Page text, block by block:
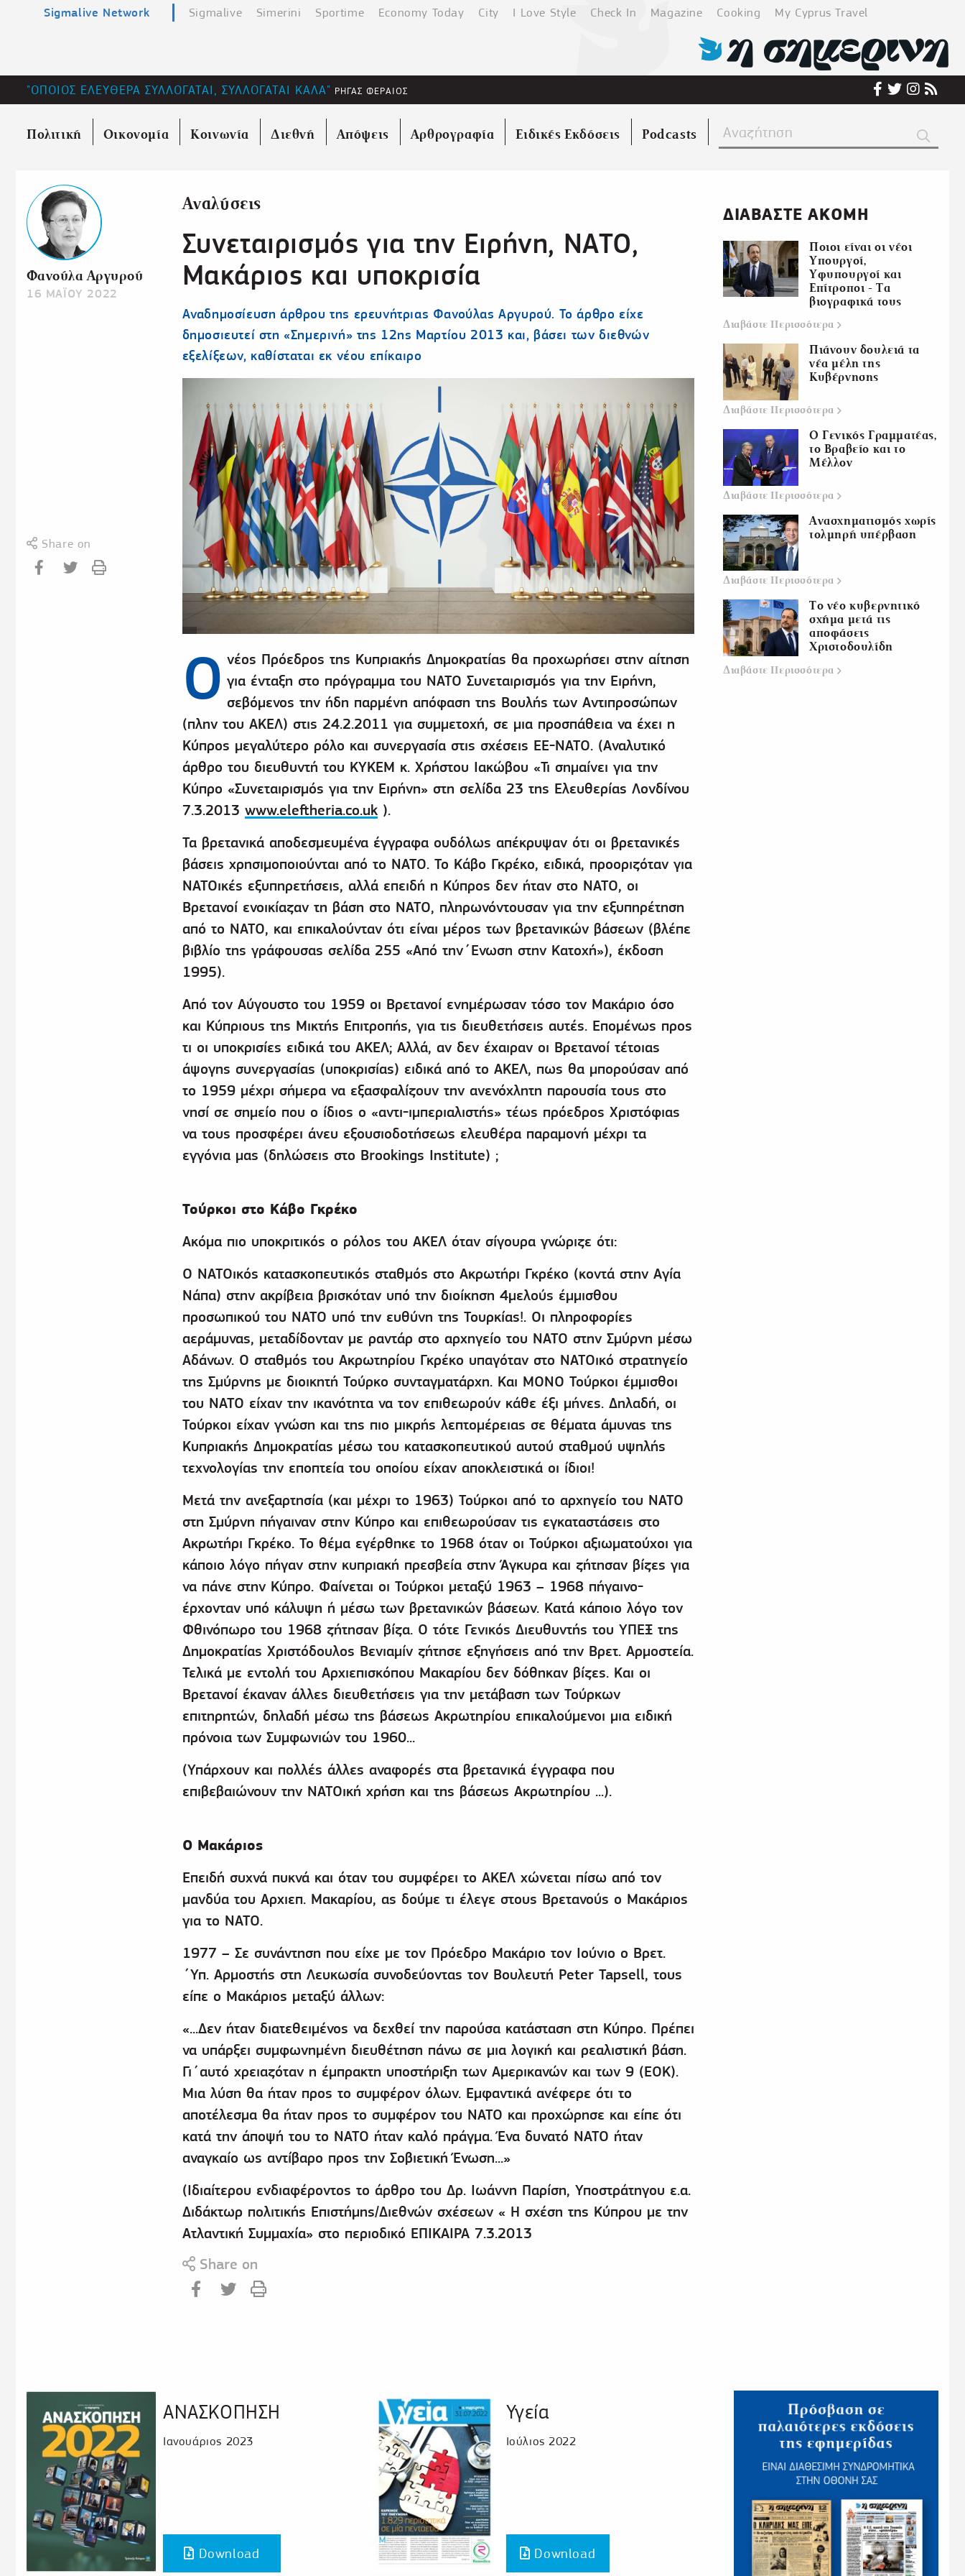
Sigmalive Network Sigmalive Simerini Sportime Economy Today City I Love Style Check In Magazine Cooking My Cyprus Travel
"ΟΠΟΙΟΣ ΕΛΕΥΘΕΡΑ ΣΥΛΛΟΓΑΤΑΙ, ΣΥΛΛΟΓΑΤΑΙ ΚΑΛΑ" ΡΗΓΑΣ ΦΕΡΑΙΟΣ
Πολιτική Οικονομία Κοινωνία Διεθνή Απόψεις Αρθρογραφία Ειδικές Εκδόσεις Podcasts
Φανούλα Αργυρού
16 ΜΑΪΟΥ 2022
Share on
Αναλύσεις
Συνεταιρισμός για την Ειρήνη, ΝΑΤΟ,
Μακάριος και υποκρισία
Αναδημοσίευση άρθρου της ερευνήτριας Φανούλας Αργυρού. Το άρθρο είχε
δημοσιευτεί στη «Σημερινή» της 12ης Μαρτίου 2013 και, βάσει των διεθνών
εξελίξεων, καθίσταται εκ νέου επίκαιρο
Ο νέος Πρόεδρος της Κυπριακής Δημοκρατίας θα προχωρήσει στην αίτηση
για ένταξη στο πρόγραμμα του ΝΑΤΟ Συνεταιρισμός για την Ειρήνη,
σεβόμενος την ήδη παρμένη απόφαση της Βουλής των Αντιπροσώπων
(πλην του ΑΚΕΛ) στις 24.2.2011 για συμμετοχή, σε μια προσπάθεια να έχει η
Κύπρος μεγαλύτερο ρόλο και συνεργασία στις σχέσεις ΕΕ-ΝΑΤΟ. (Αναλυτικό
άρθρο του διευθυντή του ΚΥΚΕΜ κ. Χρήστου Ιακώβου «Τι σημαίνει για την
Κύπρο «Συνεταιρισμός για την Ειρήνη» στη σελίδα 23 της Ελευθερίας Λονδίνου
7.3.2013 www.eleftheria.co.uk).
Τα βρετανικά αποδεσμευμένα έγγραφα ουδόλως απέκρυψαν ότι οι βρετανικές
βάσεις χρησιμοποιούνται από το ΝΑΤΟ. Το Κάβο Γκρέκο, ειδικά, προοριζόταν για
ΝΑΤΟικές εξυπηρετήσεις, αλλά επειδή η Κύπρος δεν ήταν στο ΝΑΤΟ, οι
Βρετανοί ενοικίαζαν τη βάση στο ΝΑΤΟ, πληρωνόντουσαν για την εξυπηρέτηση
από το ΝΑΤΟ, και επικαλούνταν ότι είναι μέρος των βρετανικών βάσεων (βλέπε
βιβλίο της γράφουσας σελίδα 255 «Από την΄Ενωση στην Κατοχή»), έκδοση
1995).
Από τον Αύγουστο του 1959 οι Βρετανοί ενημέρωσαν τόσο τον Μακάριο όσο
και Κύπριους της Μικτής Επιτροπής, για τις διευθετήσεις αυτές. Επομένως προς
τι οι υποκρισίες ειδικά του ΑΚΕΛ; Αλλά, αν δεν έχαιραν οι Βρετανοί τέτοιας
άψογης συνεργασίας (υποκρισίας) ειδικά από το ΑΚΕΛ, πως θα μπορούσαν από
το 1959 μέχρι σήμερα να εξασφαλίζουν την ανενόχλητη παρουσία τους στο
νησί σε σημείο που ο ίδιος ο «αντι-ιμπεριαλιστής» τέως πρόεδρος Χριστόφιας
να τους προσφέρει άνευ εξουσιοδοτήσεως ελευθέρα παραμονή μέχρι τα
εγγόνια μας (δηλώσεις στο Brookings Institute) ;
Τούρκοι στο Κάβο Γκρέκο
Ακόμα πιο υποκριτικός ο ρόλος του ΑΚΕΛ όταν σίγουρα γνώριζε ότι:
Ο ΝΑΤΟικός κατασκοπευτικός σταθμός στο Ακρωτήρι Γκρέκο (κοντά στην Αγία
Νάπα) στην ακρίβεια βρισκόταν υπό την διοίκηση 4μελούς έμμισθου
προσωπικού του ΝΑΤΟ υπό την ευθύνη της Τουρκίας!. Οι πληροφορίες
αεράμυνας, μεταδίδονταν με ραντάρ στο αρχηγείο του ΝΑΤΟ στην Σμύρνη μέσω
Αδάνων. Ο σταθμός του Ακρωτηρίου Γκρέκο υπαγόταν στο ΝΑΤΟικό στρατηγείο
της Σμύρνης με διοικητή Τούρκο συνταγματάρχη. Και ΜΟΝΟ Τούρκοι έμμισθοι
του ΝΑΤΟ είχαν την ικανότητα να τον επιθεωρούν κάθε έξι μήνες. Δηλαδή, οι
Τούρκοι είχαν γνώση και της πιο μικρής λεπτομέρειας σε θέματα άμυνας της
Κυπριακής Δημοκρατίας μέσω του κατασκοπευτικού αυτού σταθμού υψηλής
τεχνολογίας την εποπτεία του οποίου είχαν αποκλειστικά οι ίδιοι!
Μετά την ανεξαρτησία (και μέχρι το 1963) Τούρκοι από το αρχηγείο του ΝΑΤΟ
στη Σμύρνη πήγαιναν στην Κύπρο και επιθεωρούσαν τις εγκαταστάσεις στο
Ακρωτήρι Γκρέκο. Το θέμα εγέρθηκε το 1968 όταν οι Τούρκοι αξιωματούχοι για
κάποιο λόγο πήγαν στην κυπριακή πρεσβεία στην Άγκυρα και ζήτησαν βίζες για
να πάνε στην Κύπρο. Φαίνεται οι Τούρκοι μεταξύ 1963 – 1968 πήγαινο-
έρχονταν υπό κάλυψη ή μέσω των βρετανικών βάσεων. Κατά κάποιο λόγο τον
Φθινόπωρο του 1968 ζήτησαν βίζα. Ο τότε Γενικός Διευθυντής του ΥΠΕΞ της
Δημοκρατίας Χριστόδουλος Βενιαμίν ζήτησε εξηγήσεις από την Βρετ. Αρμοστεία.
Τελικά με εντολή του Αρχιεπισκόπου Μακαρίου δεν δόθηκαν βίζες. Και οι
Βρετανοί έκαναν άλλες διευθετήσεις για την μετάβαση των Τούρκων
επιτηρητών, δηλαδή μέσω της βάσεως Ακρωτηρίου επικαλούμενοι μια ειδική
πρόνοια των Συμφωνιών του 1960...
(Υπάρχουν και πολλές άλλες αναφορές στα βρετανικά έγγραφα που
επιβεβαιώνουν την ΝΑΤΟική χρήση και της βάσεως Ακρωτηρίου ...).
Ο Μακάριος
Επειδή συχνά πυκνά και όταν του συμφέρει το ΑΚΕΛ χώνεται πίσω από τον
μανδύα του Αρχιεπ. Μακαρίου, ας δούμε τι έλεγε στους Βρετανούς ο Μακάριος
για το ΝΑΤΟ.
1977 – Σε συνάντηση που είχε με τον Πρόεδρο Μακάριο τον Ιούνιο ο Βρετ.
΄Υπ. Αρμοστής στη Λευκωσία συνοδεύοντας τον Βουλευτή Peter Tapsell, τους
είπε ο Μακάριος μεταξύ άλλων:
«...Δεν ήταν διατεθειμένος να δεχθεί την παρούσα κατάσταση στη Κύπρο. Πρέπει
να υπάρξει συμφωνημένη διευθέτηση πάνω σε μια λογική και ρεαλιστική βάση.
Γι΄αυτό χρειαζόταν η έμπρακτη υποστήριξη των Αμερικανών και των 9 (ΕΟΚ).
Μια λύση θα ήταν προς το συμφέρον όλων. Εμφαντικά ανέφερε ότι το
αποτέλεσμα θα ήταν προς το συμφέρον του ΝΑΤΟ και προχώρησε και είπε ότι
κατά την άποψή του το ΝΑΤΟ ήταν καλό πράγμα. Ένα δυνατό ΝΑΤΟ ήταν
αναγκαίο ως αντίβαρο προς την Σοβιετική Ένωση...»
(Ιδιαίτερου ενδιαφέροντος το άρθρο του Δρ. Ιωάννη Παρίση, Υποστράτηγου ε.α.
Διδάκτωρ πολιτικής Επιστήμης/Διεθνών σχέσεων « Η σχέση της Κύπρου με την
Ατλαντική Συμμαχία» στο περιοδικό ΕΠΙΚΑΙΡΑ 7.3.2013
Share on
ΔΙΑΒΑΣΤΕ ΑΚΟΜΗ
Ποιοι είναι οι νέοι
Υπουργοί,
Υφυπουργοί και
Επίτροποι - Τα
βιογραφικά τους
Διαβάστε Περισσότερα
Πιάνουν δουλειά τα
νέα μέλη της
Κυβέρνησης
Διαβάστε Περισσότερα
Ο Γενικός Γραμματέας,
το Βραβείο και το
Μέλλον
Διαβάστε Περισσότερα
Ανασχηματισμός χωρίς
τολμηρή υπέρβαση
Διαβάστε Περισσότερα
Το νέο κυβερνητικό
σχήμα μετά τις
αποφάσεις
Χριστοδουλίδη
Διαβάστε Περισσότερα
ΑΝΑΣΚΟΠΗΣΗ
Ιανουάριος 2023
Download
Υγεία
Ιούλιος 2022
Download